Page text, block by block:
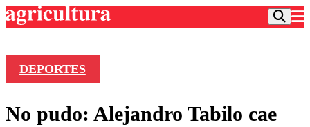
Frecuencias
DEPORTES
No pudo: Alejandro Tabilo cae